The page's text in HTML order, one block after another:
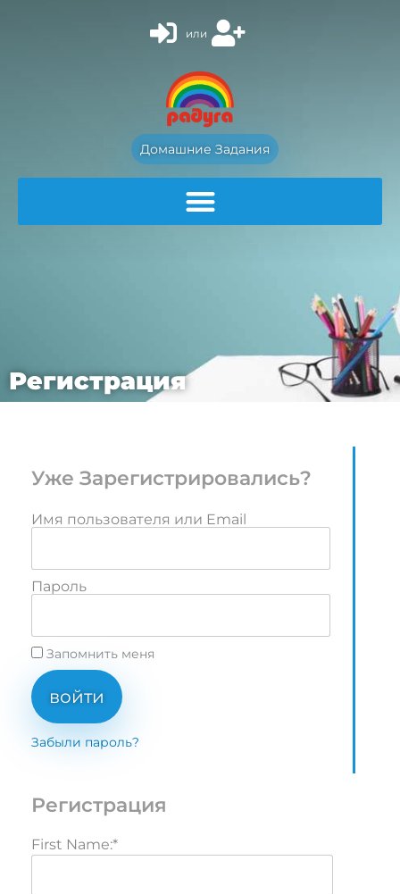
или
Домашние Задания
Регистрация
Уже Зарегистрировались?
Имя пользователя или Email
Пароль
Запомнить меня
войти
Забыли пароль?
Регистрация
First Name:*